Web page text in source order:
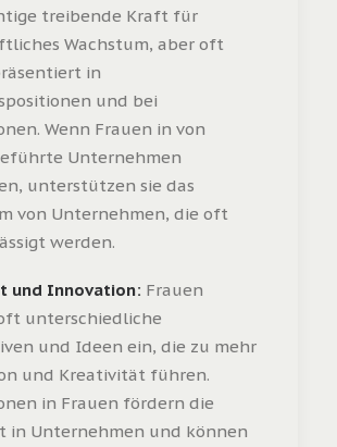
treibende Kraft für
Wachstum, aber oft
in
und bei
Wenn Frauen in von
Unternehmen
unterstützen sie das
von Unternehmen, die oft
werden.
und Innovation: Frauen
unterschiedliche
und Ideen ein, die zu mehr
und Kreativität führen.
in Frauen fördern die
in Unternehmen und können